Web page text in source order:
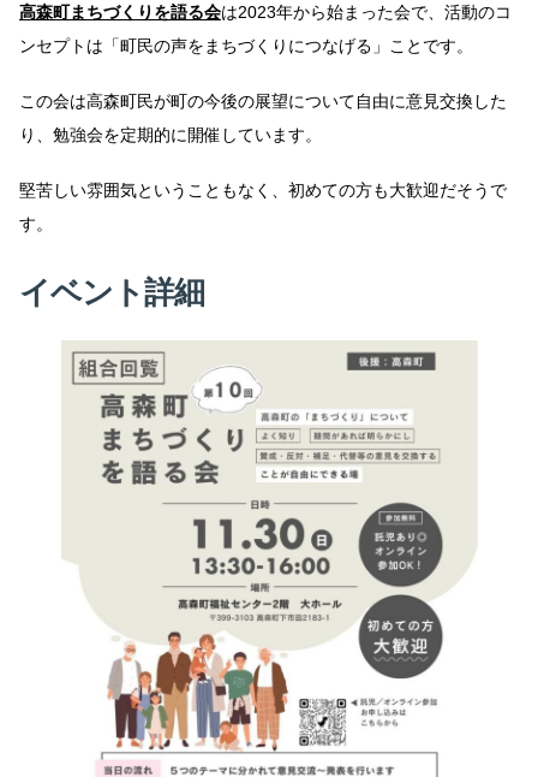
高森町まちづくりを語る会は2023年から始まった会で、活動のコ
ンセプトは「町民の声をまちづくりにつなげる」ことです。
この会は高森町民が町の今後の展望について自由に意見交換した
り、勉強会を定期的に開催しています。
堅苦しい雰囲気ということもなく、初めての方も大歓迎だそうで
す。
イベント詳細